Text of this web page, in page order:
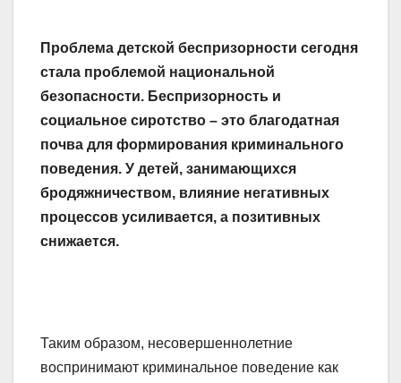
Проблема детской беспризорности сегодня
стала проблемой национальной
безопасности. Беспризорность и
социальное сиротство – это благодатная
почва для формирования криминального
поведения. У детей, занимающихся
бродяжничеством, влияние негативных
процессов усиливается, а позитивных
снижается.
Таким образом, несовершеннолетние
воспринимают криминальное поведение как